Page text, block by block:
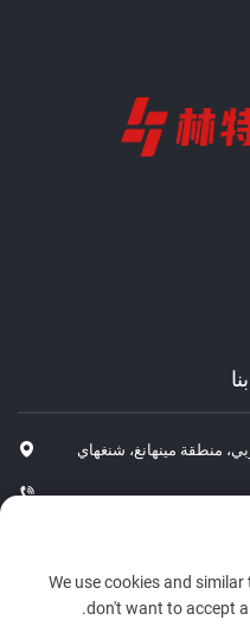
We use cookies and
don't want to accept